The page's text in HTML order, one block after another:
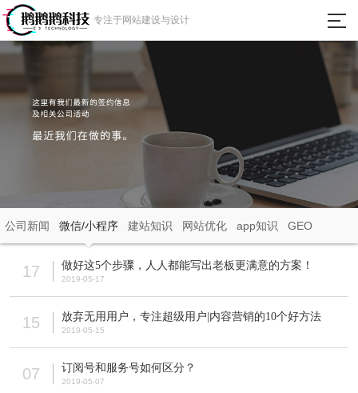
专注于网站建设与设计
瀵
微信小程序
APP定制开发
关于我们
公司新闻 微信/小程序 建站知识 网站优化 app知识 GEO
17 做好这5个步骤，人人都能写出老板更满意的方案！
2019-05-17
15 放弃无用用户，专注超级用户|内容营销的10个好方法
2019-05-15
07 订阅号和服务号如何区分？
2019-05-07